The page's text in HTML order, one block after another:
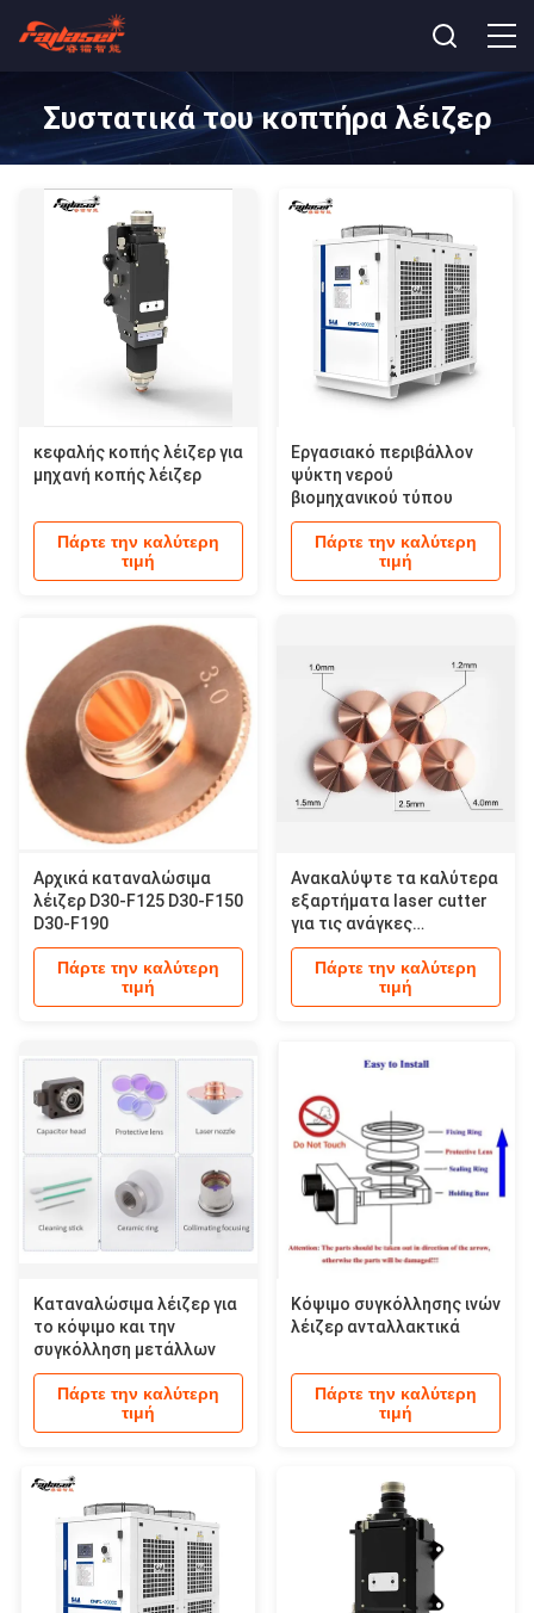
Συστατικά του κοπτήρα λέιζερ
κεφαλής κοπής λέιζερ για
μηχανή κοπής λέιζερ
Πάρτε την καλύτερη
τιμή
Εργασιακό περιβάλλον
ψύκτη νερού
βιομηχανικού τύπου
Πάρτε την καλύτερη
τιμή
Αρχικά καταναλώσιμα
λέιζερ D30-F125 D30-F150
D30-F190
Πάρτε την καλύτερη
τιμή
Ανακαλύψτε τα καλύτερα
εξαρτήματα laser cutter
για τις ανάγκες
παραγωγής
Πάρτε την καλύτερη
τιμή
Καταναλώσιμα λέιζερ για
το κόψιμο και την
συγκόλληση μετάλλων
Πάρτε την καλύτερη
τιμή
Κόψιμο συγκόλλησης ινών
λέιζερ ανταλλακτικά
Πάρτε την καλύτερη
τιμή